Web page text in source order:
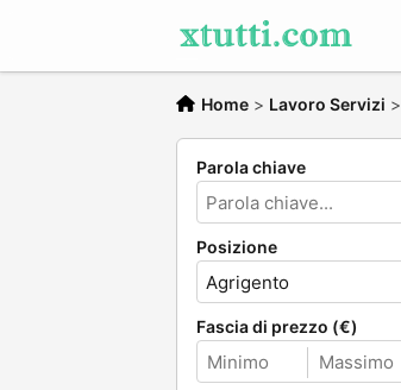
Home > Lavoro Servizi >
Parola chiave
Posizione
Fascia di prezzo (€)